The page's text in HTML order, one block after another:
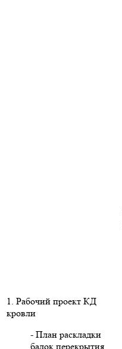
1. Рабочий проект КД
кровли
- План раскладки
балок перекрытия